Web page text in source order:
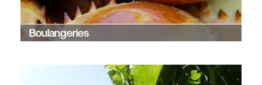
Boulangeries